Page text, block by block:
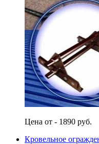
Цена от - 1890 руб.
Кровельное